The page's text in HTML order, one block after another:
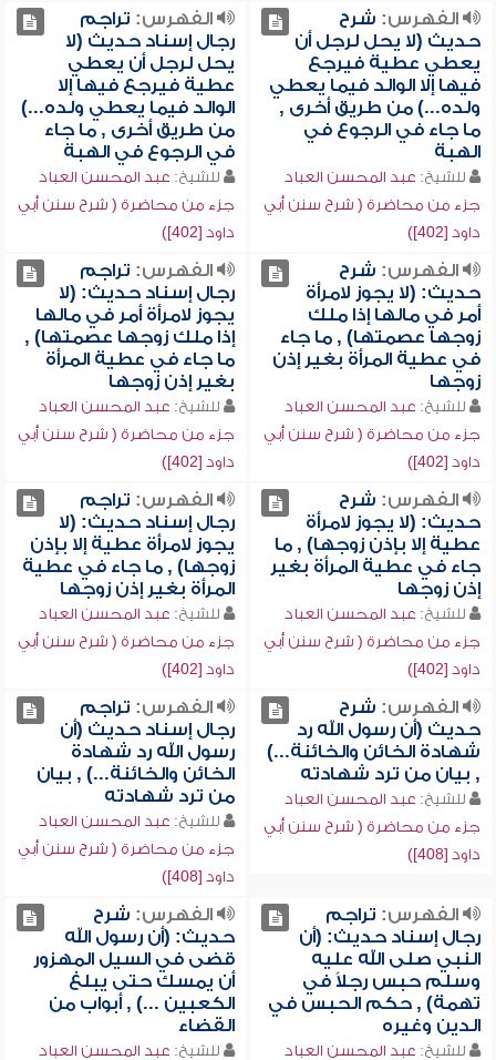
الفهرس: شرح
حديث (لا يحل لرجل أن
يعطي عطية فيرجع
فيها إلا الوالد فيما يعطي
ولده...) من طريق أخرى ,
ما جاء في الرجوع في
الهبة
للشيخ: عبد المحسن العباد
جزء من محاضرة ( شرح سنن أبي
داود [402])
الفهرس: تراجم
رجال إسناد حديث (لا
يحل لرجل أن يعطي
عطية فيرجع فيها إلا
الوالد فيما يعطي ولده...)
من طريق أخرى , ما جاء
في الرجوع في الهبة
للشيخ: عبد المحسن العباد
جزء من محاضرة ( شرح سنن أبي
داود [402])
الفهرس: شرح
حديث: (لا يجوز لامرأة
أمر في مالها إذا ملك
زوجها عصمتها) , ما جاء
في عطية المرأة بغير إذن
زوجها
للشيخ: عبد المحسن العباد
جزء من محاضرة ( شرح سنن أبي
داود [402])
الفهرس: تراجم
رجال إسناد حديث: (لا
يجوز لامرأة أمر في مالها
إذا ملك زوجها عصمتها) ,
ما جاء في عطية المرأة
بغير إذن زوجها
للشيخ: عبد المحسن العباد
جزء من محاضرة ( شرح سنن أبي
داود [402])
الفهرس: شرح
حديث: (لا يجوز لامرأة
عطية إلا بإذن زوجها) , ما
جاء في عطية المرأة بغير
إذن زوجها
للشيخ: عبد المحسن العباد
جزء من محاضرة ( شرح سنن أبي
داود [402])
الفهرس: تراجم
رجال إسناد حديث: (لا
يجوز لامرأة عطية إلا بإذن
زوجها) , ما جاء في عطية
المرأة بغير إذن زوجها
للشيخ: عبد المحسن العباد
جزء من محاضرة ( شرح سنن أبي
داود [402])
الفهرس: شرح
حديث (أن رسول الله رد
شهادة الخائن والخائنة...)
, بيان من ترد شهادته
للشيخ: عبد المحسن العباد
جزء من محاضرة ( شرح سنن أبي
داود [408])
الفهرس: تراجم
رجال إسناد حديث (أن
رسول الله رد شهادة
الخائن والخائنة...) , بيان
من ترد شهادته
للشيخ: عبد المحسن العباد
جزء من محاضرة ( شرح سنن أبي
داود [408])
الفهرس: تراجم
رجال إسناد حديث: (أن
النبي صلى الله عليه
وسلم حبس رجلاً في
تهمة) , حكم الحبس في
الدين وغيره
للشيخ: عبد المحسن العباد
الفهرس: شرح
حديث: (أن رسول الله
قضى في السيل المهزور
أن يمسك حتى يبلغ
الكعبين ...) , أبواب من
القضاء
للشيخ: عبد المحسن العباد